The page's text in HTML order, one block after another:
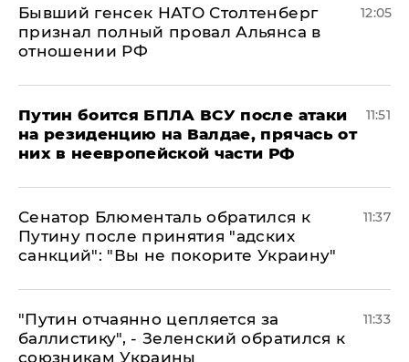
Бывший генсек НАТО Столтенберг
признал полный провал Альянса в
отношении РФ
12:05
Путин боится БПЛА ВСУ после атаки
на резиденцию на Валдае, прячась от
них в неевропейской части РФ
11:51
Сенатор Блюменталь обратился к
Путину после принятия "адских
санкций": "Вы не покорите Украину"
11:37
"Путин отчаянно цепляется за
баллистику", - Зеленский обратился к
союзникам Украины
11:33